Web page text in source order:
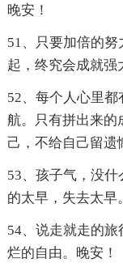
晚安！
51、只要加倍的
起，终究会成就强
52、每个人心里
航。只有拼出来的
己，不给自己留遗
53、孩子气，没
的太早，失去太早
54、说走就走的
烂的自由。晚安！